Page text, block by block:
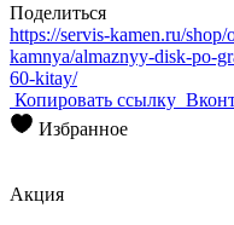
Поделиться
https://servis-kamen.ru/
kamnya/almaznyy-disk-po-
60-kitay/
Копировать ссылку
Избранное
Акция